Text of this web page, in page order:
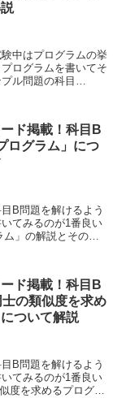
中はプログラムの挙
ログラムを書いてそ
ル問題の科目
ード掲載！科目B
ログラム」につ
B問題を解けるよう
てみるのが1番良い
」の解説とそのコ
ード掲載！科目B
の類似度を求め
ついて解説
B問題を解けるよう
てみるのが1番良い
度を求めるプログラ